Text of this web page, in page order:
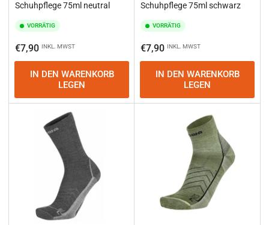
Schuhpflege 75ml neutral
VORRÄTIG
Normaler
Preis
€7,90 INKL. MWST
IN DEN WARENKORB
LEGEN
Schuhpflege 75ml schwarz
VORRÄTIG
Normaler
Preis
€7,90 INKL. MWST
IN DEN WARENKORB
LEGEN